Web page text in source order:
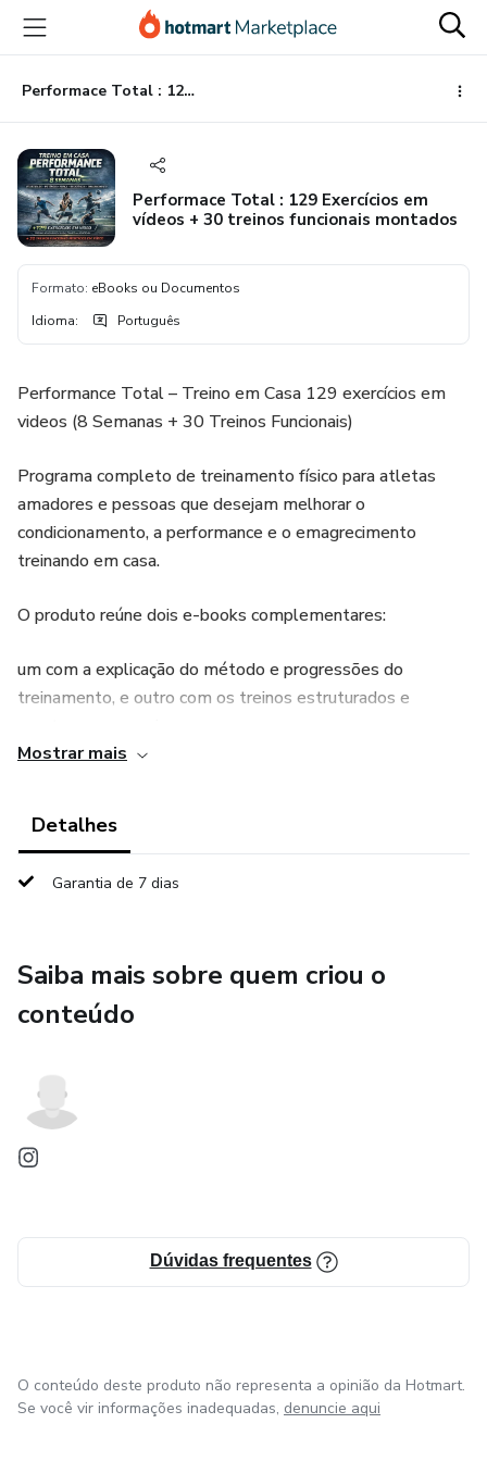
para
conteúdo
principal
para
pagamento
para
rodapé
Performace Total : 129 Exercícios em vídeos + 30 treinos funcionais montados
Performace Total : 129 Exercícios em
vídeos + 30 treinos funcionais montados
Formato: eBooks ou Documentos
Idioma: Português
Performance Total – Treino em Casa 129 exercícios em
videos (8 Semanas + 30 Treinos Funcionais)
Programa completo de treinamento físico para atletas
amadores e pessoas que desejam melhorar o
condicionamento, a performance e o emagrecimento
treinando em casa.
O produto reúne dois e-books complementares:
um com a explicação do método e progressões do
treinamento, e outro com os treinos estruturados e
Programa de 8 semanas para atletas
30 treinos funcionais em casa
Material teórico e prático
Dentro do e-book, ao clicar no nome do exercício, o usuário
é direcionado para o vídeo com a execução correta.
condicionamento físico e composição corporal.
Mostrar mais
Detalhes
Garantia de 7 dias
Saiba mais sobre quem criou o
conteúdo
Dúvidas frequentes
O conteúdo deste produto não representa a opinião da Hotmart.
Se você vir informações inadequadas, denuncie aqui